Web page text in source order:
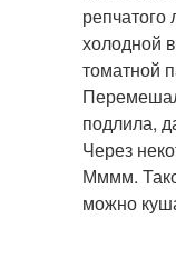
холодной
томатной
подлила,
Через
Мммм.
можно